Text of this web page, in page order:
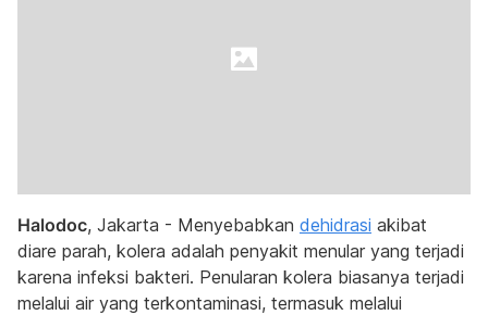
Halodoc, Jakarta - Menyebabkan dehidrasi akibat
diare parah, kolera adalah penyakit menular yang terjadi
karena infeksi bakteri. Penularan kolera biasanya terjadi
melalui air yang terkontaminasi, termasuk melalui